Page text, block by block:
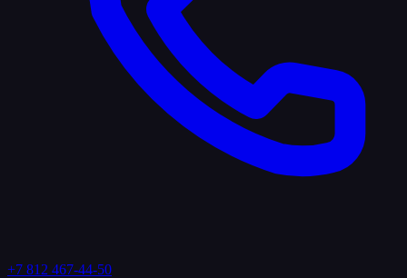
+7 812 467-44-50